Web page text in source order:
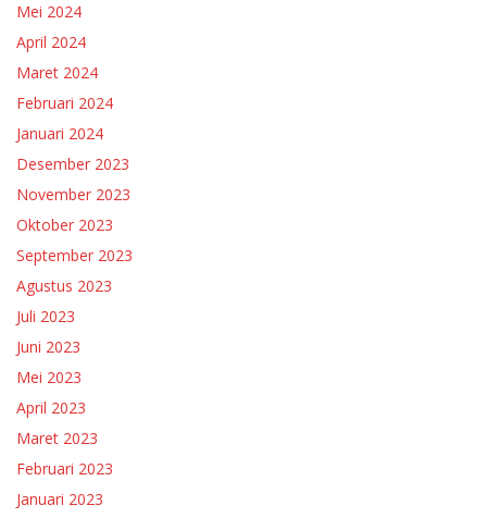
Mei 2024
April 2024
Maret 2024
Februari 2024
Januari 2024
Desember 2023
November 2023
Oktober 2023
September 2023
Agustus 2023
Juli 2023
Juni 2023
Mei 2023
April 2023
Maret 2023
Februari 2023
Januari 2023